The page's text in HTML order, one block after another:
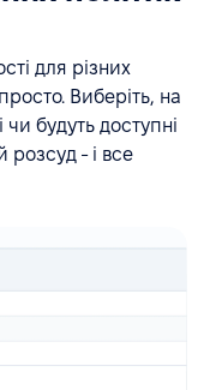
для різних
Виберіть, на
будуть доступні
розсуд - і все